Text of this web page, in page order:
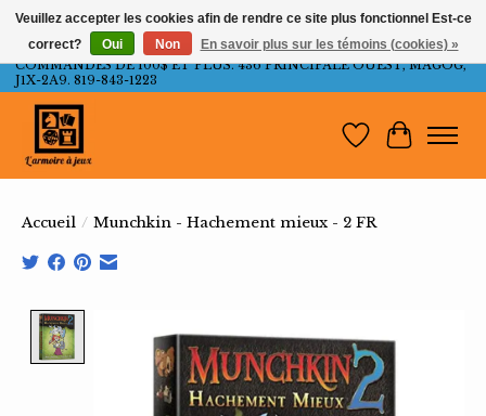
LIVRAISON GRATUITE AU QUÉBEC ET ONTARIO POUR LES
COMMANDES DE 100$ ET PLUS. 436 PRINCIPALE OUEST, MAGOG,
J1X-2A9. 819-843-1223
Liste dePanier
Accueil / Munchkin - Hachement mieux - 2 FR
Veuillez accepter les cookies afin de rendre ce site plus fonctionnel Est-ce
correct?
Oui Non En savoir plus sur les témoins (cookies) »